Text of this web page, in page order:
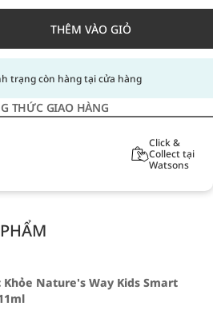
THÊM VÀO GIỎ
trạng còn hàng tại cửa hàng
THỨC GIAO HÀNG
Click &
Collect tại
Watsons
Khỏe Nature's Way Kids Smart